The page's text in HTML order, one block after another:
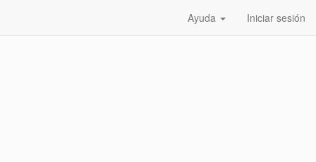
Ayuda Iniciar sesión